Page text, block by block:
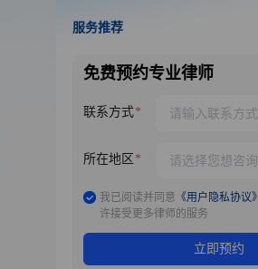
服务推荐
免费预约专业律师
联系方式
所在地区
我已阅读并同意 《用户隐私协议》
许接受更多律师的服务
立即预约